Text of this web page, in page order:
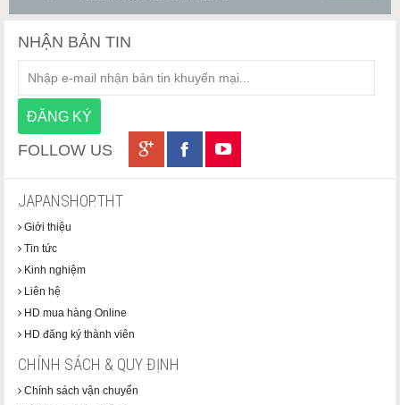
NHẬN BẢN TIN
FOLLOW US
JAPANSHOP.THT
Giới thiệu
Tin tức
Kinh nghiệm
Liên hệ
HD mua hàng Online
HD đăng ký thành viên
CHÍNH SÁCH & QUY ĐỊNH
Chính sách vận chuyển